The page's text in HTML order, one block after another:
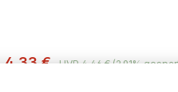
4,33 € UVP 4,46 € (2.91%